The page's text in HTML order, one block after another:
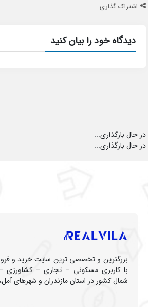
اشتراک گذاری
دیدگاه خود را بیان کنید
در حال بارگذاری...
در حال بارگذاری...
بزرگترین و تخصصی ترین سایت خرید و
با کاربری مسکونی – تجاری –
شمال کشور در استان مازندران و شهرهای